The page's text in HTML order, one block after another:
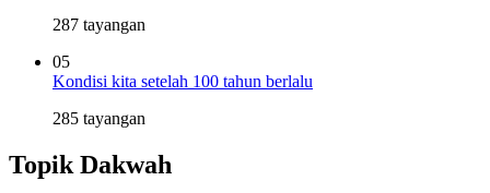
287 tayangan
05
Kondisi kita setelah 100 tahun berlalu
285 tayangan
Topik Dakwah